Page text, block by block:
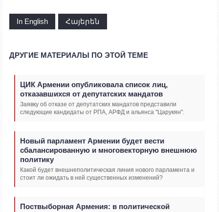
In English Հայերեն
ДРУГИЕ МАТЕРИАЛЫ ПО ЭТОЙ ТЕМЕ
ЦИК Армении опубликовала список лиц,
отказавшихся от депутатских мандатов
Заявку об отказе от депутатских мандатов представили
следующие кандидаты от РПА, АРФД и альянса "Царукян".
Новый парламент Армении будет вести
сбалансированную и многовекторную внешнюю
политику
Какой будет внешнеполитическая линия нового парламента и
стоит ли ожидать в ней существенных изменений?
Поствыборная Армения: в политической